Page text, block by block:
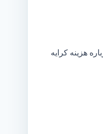
هزینه کرایه